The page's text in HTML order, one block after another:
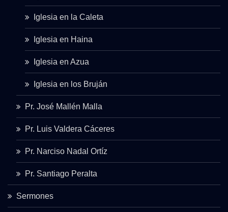
Iglesia en la Caleta
Iglesia en Haina
Iglesia en Azua
Iglesia en los Bruján
Pr. José Mallén Malla
Pr. Luis Valdera Cáceres
Pr. Narciso Nadal Ortíz
Pr. Santiago Peralta
Sermones